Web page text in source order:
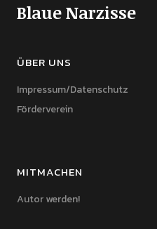
Blaue Narzisse
ÜBER UNS
Impressum/Datenschutz
Förderverein
MITMACHEN
Autor werden!